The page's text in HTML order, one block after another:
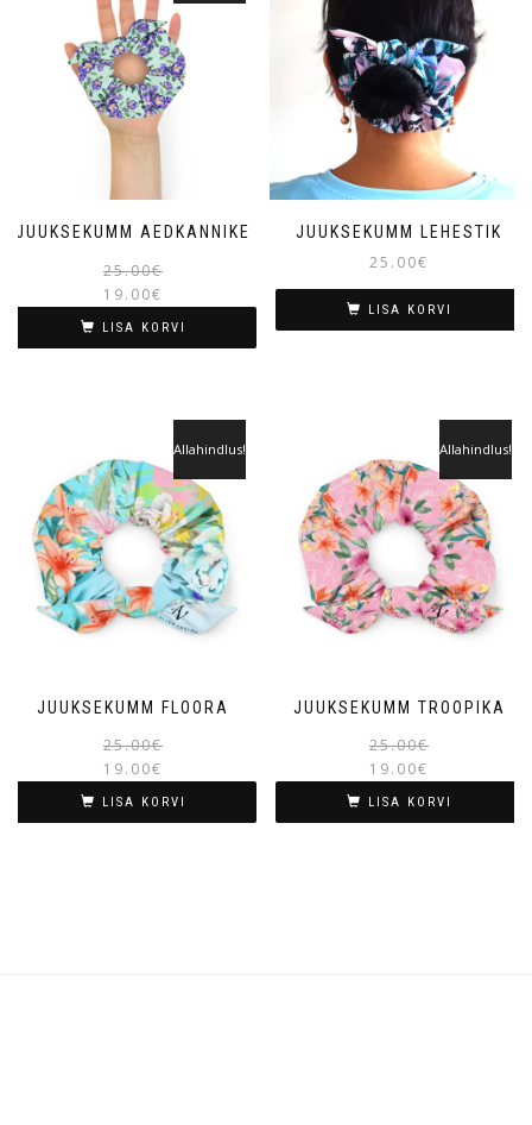
JUUKSEKUMM AEDKANNIKE
25.00€
19.00€
LISA KORVI
JUUKSEKUMM LEHESTIK
25.00€
LISA KORVI
JUUKSEKUMM FLOORA
Allahindlus!
25.00€
19.00€
LISA KORVI
JUUKSEKUMM TROOPIKA
Allahindlus!
25.00€
19.00€
LISA KORVI